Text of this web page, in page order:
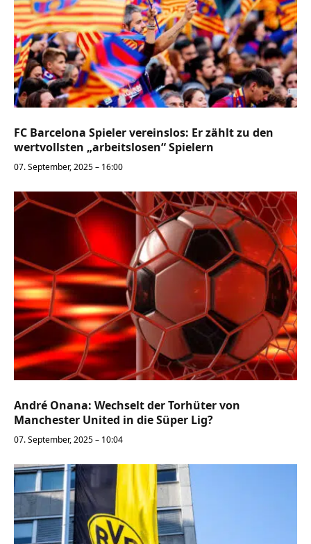
FC Barcelona Spieler vereinslos: Er zählt zu den
wertvollsten „arbeitslosen“ Spielern
07. September, 2025 – 16:00
André Onana: Wechselt der Torhüter von
Manchester United in die Süper Lig?
07. September, 2025 – 10:04